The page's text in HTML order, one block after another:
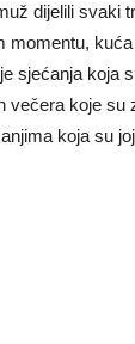
dijelili svaki
sjećanja koja
koje su
koja su